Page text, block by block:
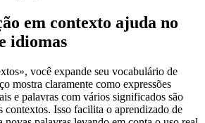
em contexto ajuda no
idiomas
você expande seu vocabulário de
mostra claramente como expressões
e palavras com vários significados são
contextos. Isso facilita o aprendizado de